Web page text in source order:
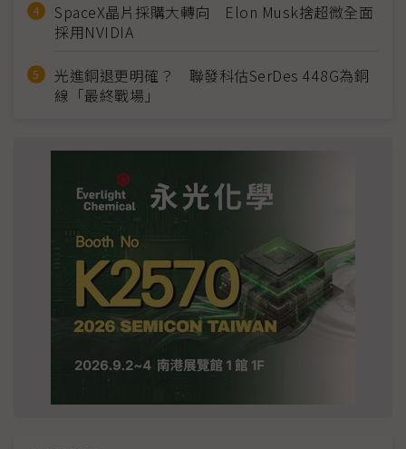
SpaceX晶片採購大轉向 Elon Musk捨超微全面
採用NVIDIA
光進銅退更明確？ 聯發科估SerDes 448G為銅
線「最終戰場」